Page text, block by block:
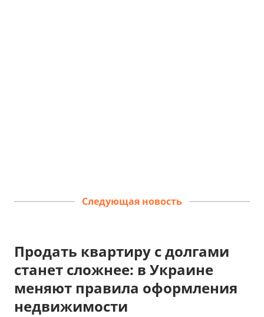
Следующая новость
Продать квартиру с долгами
станет сложнее: в Украине
меняют правила оформления
недвижимости